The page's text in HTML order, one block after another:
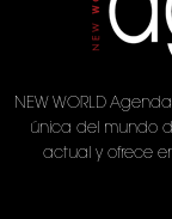
NEW WORLD
única del mundo
actual y ofrece